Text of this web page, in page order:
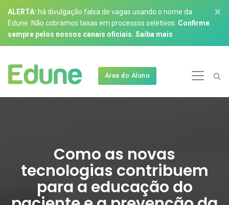
ALERTA: há divulgação falsa de vagas usando o nome da
Edune. Não cobramos taxas em processos seletivos. Confirme
sempre pelos nossos canais oficiais. Saiba mais
×
Área do Aluno
Como as novas
tecnologias contribuem
para a educação do